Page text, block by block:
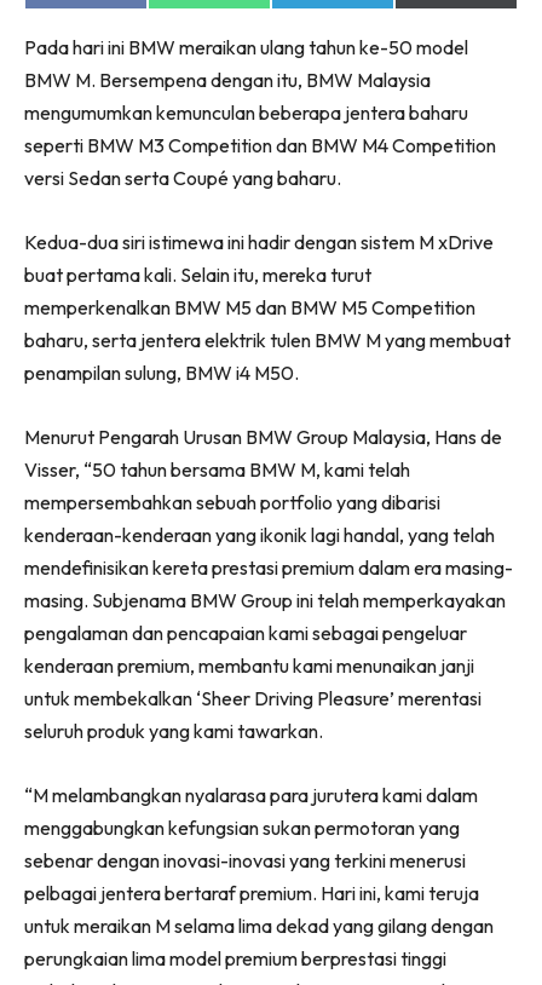
on
on
on
on
(Twitter)
Pada hari ini BMW meraikan ulang tahun ke-50 model
BMW M. Bersempena dengan itu, BMW Malaysia
mengumumkan kemunculan beberapa jentera baharu
seperti BMW M3 Competition dan BMW M4 Competition
versi Sedan serta Coupé yang baharu.
Kedua-dua siri istimewa ini hadir dengan sistem M xDrive
buat pertama kali. Selain itu, mereka turut
memperkenalkan BMW M5 dan BMW M5 Competition
baharu, serta jentera elektrik tulen BMW M yang membuat
penampilan sulung, BMW i4 M50.
Menurut Pengarah Urusan BMW Group Malaysia, Hans de
Visser, “50 tahun bersama BMW M, kami telah
mempersembahkan sebuah portfolio yang dibarisi
kenderaan-kenderaan yang ikonik lagi handal, yang telah
mendefinisikan kereta prestasi premium dalam era masing-
masing. Subjenama BMW Group ini telah memperkayakan
pengalaman dan pencapaian kami sebagai pengeluar
kenderaan premium, membantu kami menunaikan janji
untuk membekalkan ‘Sheer Driving Pleasure’ merentasi
seluruh produk yang kami tawarkan.
“M melambangkan nyalarasa para jurutera kami dalam
menggabungkan kefungsian sukan permotoran yang
sebenar dengan inovasi-inovasi yang terkini menerusi
pelbagai jentera bertaraf premium. Hari ini, kami teruja
untuk meraikan M selama lima dekad yang gilang dengan
perungkaian lima model premium berprestasi tinggi